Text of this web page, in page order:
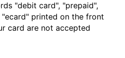
"debit card", "prepaid",
"ecard" printed on the front
card are not accepted